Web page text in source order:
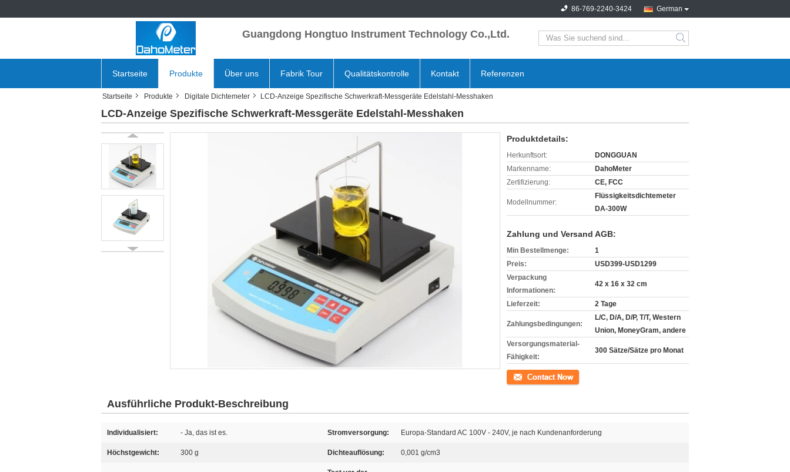
German
86-769-2240-3424
Guangdong Hongtuo Instrument Technology Co.,Ltd.
search
Startseite Produkte Über uns Fabrik Tour Qualitätskontrolle Kontakt Referenzen
Startseite Produkte Digitale Dichtemeter LCD-Anzeige Spezifische Schwerkraft-Messgeräte Edelstahl-Messhaken
LCD-Anzeige Spezifische Schwerkraft-Messgeräte Edelstahl-Messhaken
Produktdetails:
Herkunftsort:
DONGGUAN
Markenname:
DahoMeter
Zertifizierung:
CE, FCC
Modellnummer:
Flüssigkeitsdichtemeter
DA-300W
Zahlung und Versand AGB:
Min Bestellmenge:
1
Preis:
USD399-USD1299
Verpackung
Informationen:
42 x 16 x 32 cm
Lieferzeit: 2 Tage
Zahlungsbedingungen:
L/C, D/A, D/P, T/T, Western
Union, MoneyGram, andere
Versorgungsmaterial-
Fähigkeit:
300 Sätze/Sätze pro Monat
Kontakt
Ausführliche Produkt-Beschreibung
Individualisiert: - Ja, das ist es. Stromversorgung: Europa-Standard AC 100V - 240V, je nach Kundenanforderung
Höchstgewicht: 300 g Dichteauflösung: 0,001 g/cm3